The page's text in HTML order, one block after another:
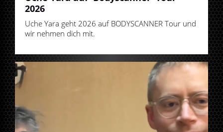
2026
Uche Yara geht 2026 auf BODYSCANNER Tour und
wir nehmen dich mit.